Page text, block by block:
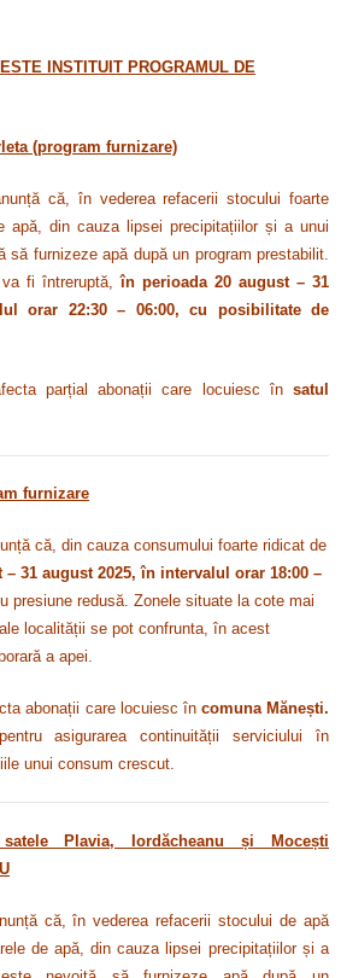
INSTITUIT PROGRAMUL DE
(program furnizare)
că, în vederea refacerii stocului foarte
apă, din cauza lipsei precipitațiilor și a unui
să furnizeze apă după un program prestabilit.
va fi întreruptă,în perioada 20 august – 31
orar 22:30 – 06:00, cu posibilitate de
parțial abonații care locuiesc în satul
furnizare
că, din cauza consumului foarte ridicat de
– 31 august 2025, în intervalul orar 18:00 –
presiune redusă. Zonele situate la cote mai
localității se pot confrunta, în acest
a apei.
abonații care locuiesc în comuna Mănești.
asigurarea continuității serviciului în
unui consum crescut.
Plavia, Iordăcheanu și Mocești
că, în vederea refacerii stocului de apă
de apă, din cauza lipsei precipitațiilor și a